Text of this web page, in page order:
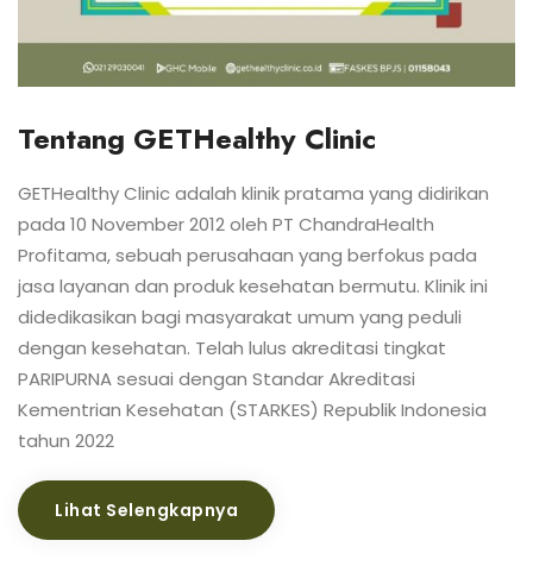
Tentang GETHealthy Clinic
GETHealthy Clinic adalah klinik pratama yang didirikan
pada 10 November 2012 oleh PT ChandraHealth
Profitama, sebuah perusahaan yang berfokus pada
jasa layanan dan produk kesehatan bermutu. Klinik ini
didedikasikan bagi masyarakat umum yang peduli
dengan kesehatan. Telah lulus akreditasi tingkat
PARIPURNA sesuai dengan Standar Akreditasi
Kementrian Kesehatan (STARKES) Republik Indonesia
tahun 2022
Lihat Selengkapnya